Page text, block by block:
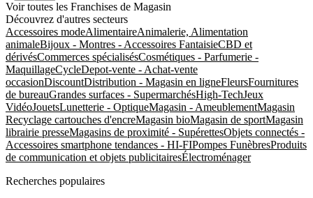
Voir toutes les Franchises de Magasin
Découvrez d'autres secteurs
Accessoires modeAlimentaireAnimalerie, Alimentation
animaleBijoux - Montres - Accessoires FantaisieCBD et
dérivésCommerces spécialisésCosmétiques - Parfumerie -
MaquillageCycleDepot-vente - Achat-vente
occasionDiscountDistribution - Magasin en ligneFleursFournitures
de bureauGrandes surfaces - SupermarchésHigh-TechJeux
VidéoJouetsLunetterie - OptiqueMagasin - AmeublementMagasin
Recyclage cartouches d'encreMagasin bioMagasin de sportMagasin
librairie presseMagasins de proximité - SupérettesObjets connectés -
Accessoires smartphone tendances - HI-FIPompes FunèbresProduits
de communication et objets publicitairesÉlectroménager
Recherches populaires